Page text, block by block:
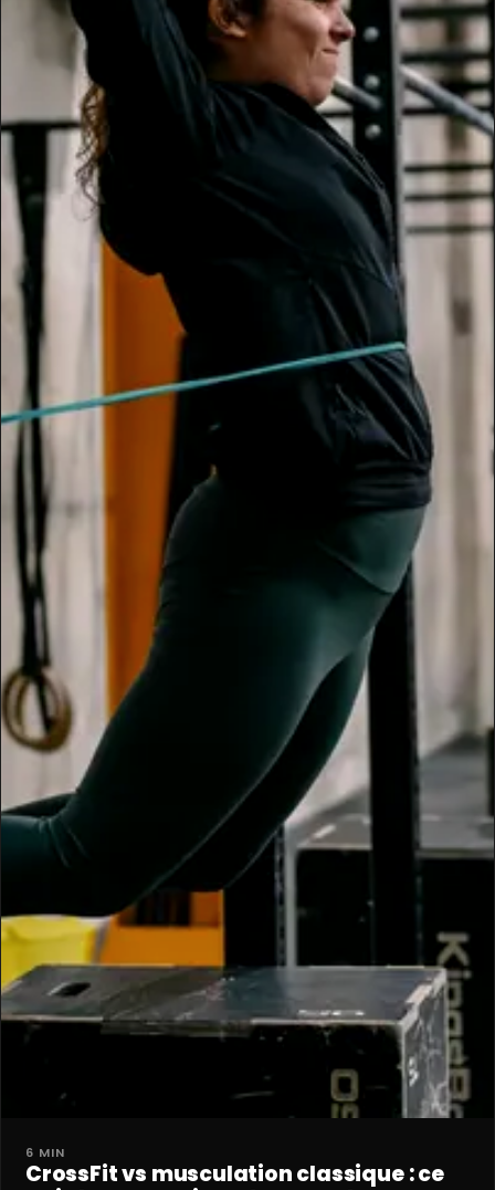
6 MIN
CrossFit vs musculation classique : ce